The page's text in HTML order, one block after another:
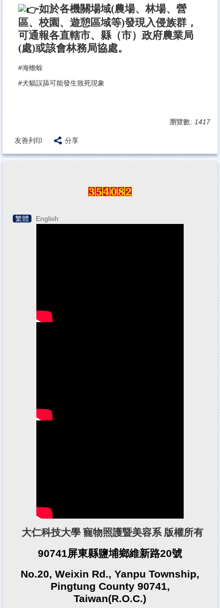
如於各機關場域(農場、林場、營
區、校園、遊憩區域等)發現入侵族群，
可通報各直轄市、縣（市）政府農業局
(處)或該會林務局協處。
#海蟾蜍
#犬貓誤舔可能發生致死現象
瀏覽數: 1417
友善列印 分享
繁體 English
大仁科技大學 寵物照護暨美容系 版權所有
90741屏東縣鹽埔鄉維新路20號
No.20, Weixin Rd., Yanpu Township,
Pingtung County 90741,
Taiwan(R.O.C.)